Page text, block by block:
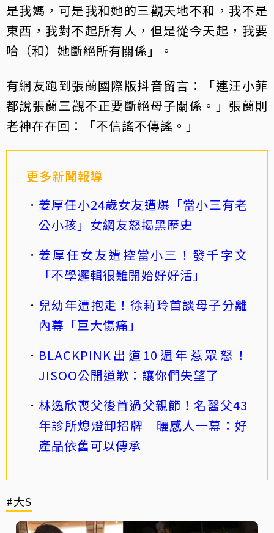
是我媽，可是我和她的三觀天地不和，我不是
東西，我對不起所有人，但是從今天起，我要
哈（和）她斷絕所有關係」。
有網友跑到張蘭國際版抖音留言：「連汪小菲
都說張蘭三觀不正要斷絕母子關係。」張蘭則
老神在在回：「不信謠不傳謠。」
更多新聞報導
姜厚任小24歲女友遭爆「當小三有老
公小孩」女網友怒揭黑歷史
姜厚任女友遭控當小三！發千字文
「不學邏輯很難開始好好活」
兒幼年遭抱走！徐莉玲首談母子分離
內幕「巨大傷痛」
BLACKPINK出道10週年惹眾怒！
JISOO公開道歉：讓你們失望了
林逸欣喪父後首過父親節！名醫父43
年診所熄燈卸招牌 曬感人一幕：好
產品依舊可以傳承
#大S